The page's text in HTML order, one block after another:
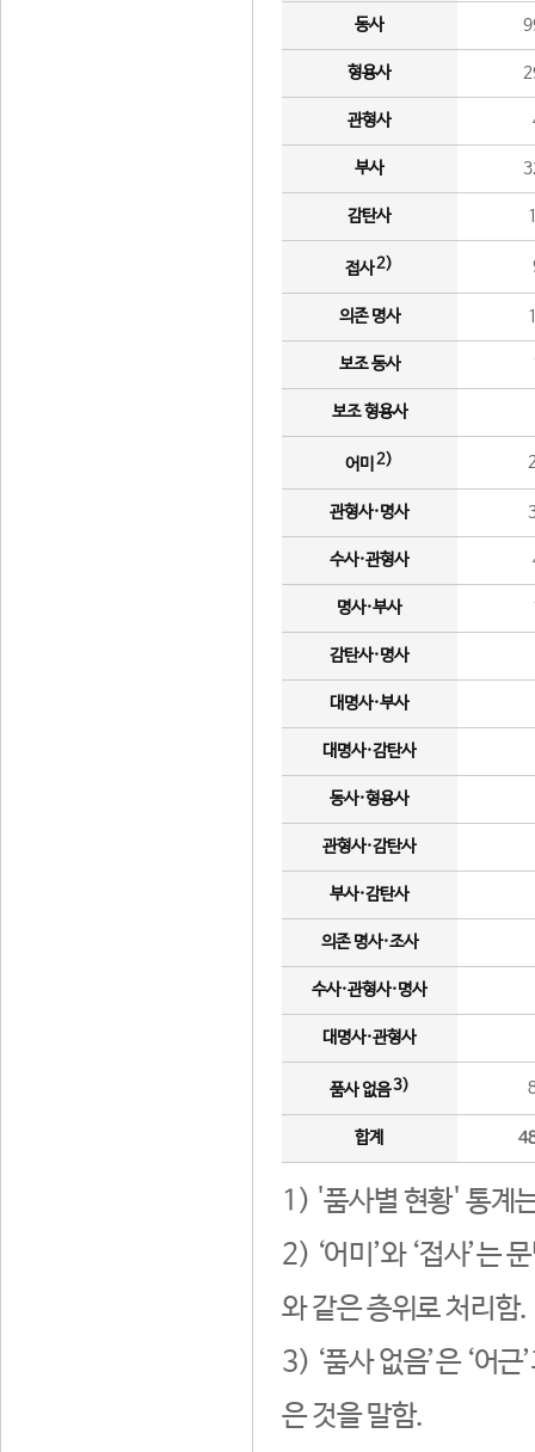
동사
형용사
관형사
부사
감탄사
접사2)
의존 명사
보조 동사
보조 형용사
어미 2)
관형사·명사
수사·관형사
명사·부사
감탄사·명사
대명사·부사
대명사·감탄사
동사·형용사
관형사·감탄사
부사·감탄사
의존 명사·조사
수사·관형사·명사
대명사·관형사
품사 없음3)
합계
1) '품사별 현황' 통계
2) ‘어미’와 ‘접사’는
와 같은 층위로 처리함.
3) ‘품사 없음’은 ‘어
은 것을 말함.